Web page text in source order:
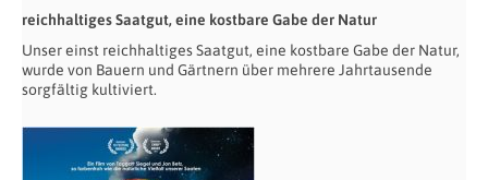
reichhaltiges Saatgut, eine kostbare Gabe der Natur
Unser einst reichhaltiges Saatgut, eine kostbare Gabe der Natur,
wurde von Bauern und Gärtnern über mehrere Jahrtausende
sorgfältig kultiviert.